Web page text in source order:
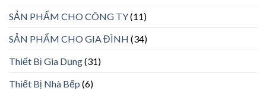
SẢN PHẨM CHO CÔNG TY(11)
SẢN PHẨM CHO GIA ĐÌNH (34)
Thiết Bị Gia Dụng(31)
Thiết Bị Nhà Bếp (6)